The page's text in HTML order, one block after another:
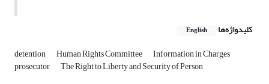
کلیدواژه‌ها English
detention Human Rights Committee Information in Charges
prosecutor The Right to Liberty and Security of Person